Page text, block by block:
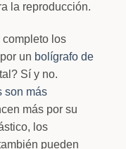
la reproducción.
completo los
un bolígrafo de
Sí y no.
son más
más por su
los
pueden